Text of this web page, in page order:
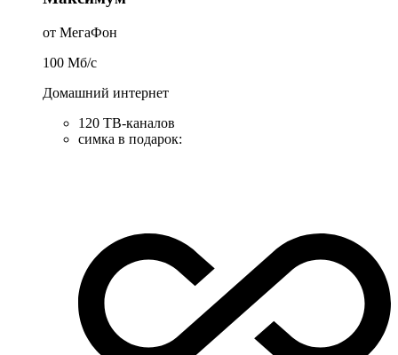
от МегаФон
100 Мб/c
Домашний интернет
120 ТВ-каналов
симка в подарок: